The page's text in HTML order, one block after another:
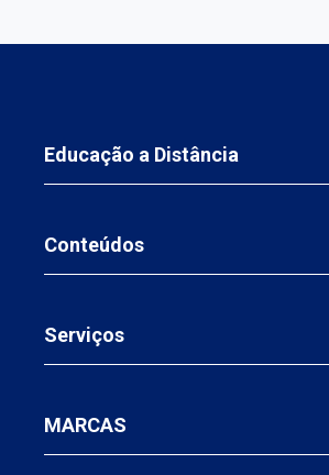
Educação a Distância
Conteúdos
Serviços
MARCAS